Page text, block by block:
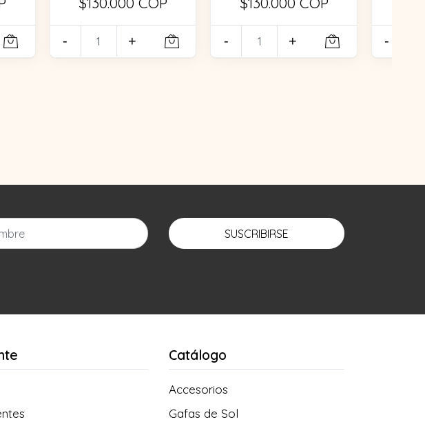
- + - + -
SUSCRIBIRSE
Catálogo
Accesorios
Gafas de Sol